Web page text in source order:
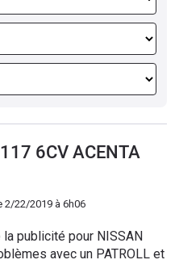
6CV ACENTA
2/22/2019 à 6h06
publicité pour NISSAN
avec un PATROLL et